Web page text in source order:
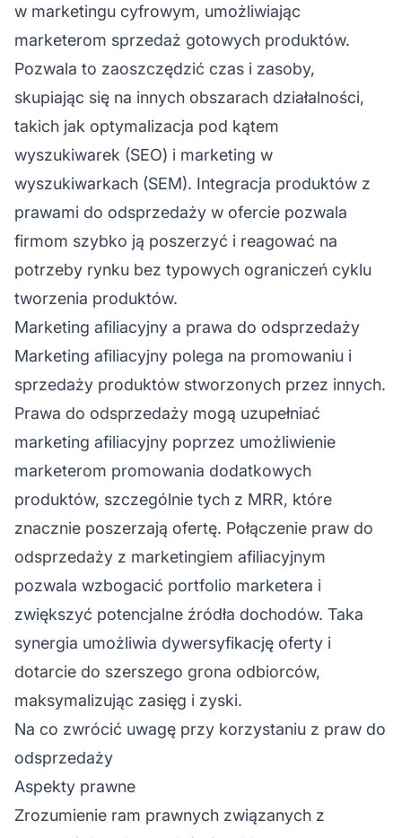
w marketingu cyfrowym, umożliwiając
marketerom sprzedaż gotowych produktów.
Pozwala to zaoszczędzić czas i zasoby,
skupiając się na innych obszarach działalności,
takich jak optymalizacja pod kątem
wyszukiwarek (SEO) i marketing w
wyszukiwarkach (SEM). Integracja produktów z
prawami do odsprzedaży w ofercie pozwala
firmom szybko ją poszerzyć i reagować na
potrzeby rynku bez typowych ograniczeń cyklu
tworzenia produktów.
Marketing afiliacyjny a prawa do odsprzedaży
Marketing afiliacyjny polega na promowaniu i
sprzedaży produktów stworzonych przez innych.
Prawa do odsprzedaży mogą uzupełniać
marketing afiliacyjny poprzez umożliwienie
marketerom promowania dodatkowych
produktów, szczególnie tych z MRR, które
znacznie poszerzają ofertę. Połączenie praw do
odsprzedaży z marketingiem afiliacyjnym
pozwala wzbogacić portfolio marketera i
zwiększyć potencjalne źródła dochodów. Taka
synergia umożliwia dywersyfikację oferty i
dotarcie do szerszego grona odbiorców,
maksymalizując zasięg i zyski.
Na co zwrócić uwagę przy korzystaniu z praw do
odsprzedaży
Aspekty prawne
Zrozumienie ram prawnych związanych z